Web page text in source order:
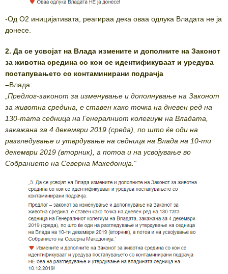
-Од О2 иницијативата, реагираа дека оваа одлука Владата не ја
донесе.
2. Да се усвојат на Влада измените и дополните на Законот
за животна средина со кои се идентификуваат и уредува
постапувањето со контаминирани подрачја
–Влада:
Предлог-законот за изменување и дополнување на Законот
за животна средина, е ставен како точка на дневен ред на
130-тата седница на Генералниот колегиум на Владата,
закажана за 4 декември 2019 (среда), по што ќе оди на
разгледување и утврдување на седница на Влада на 10-ти
декември 2019 (вторник), а потоа и на усвојување во
Собранието на Северна Македонија.“